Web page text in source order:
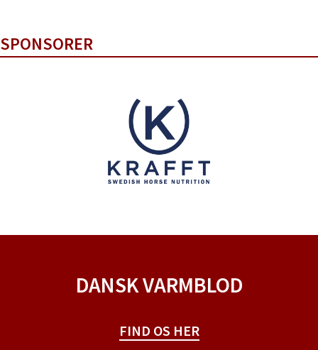
SPONSORER
DANSK VARMBLOD
FIND OS HER